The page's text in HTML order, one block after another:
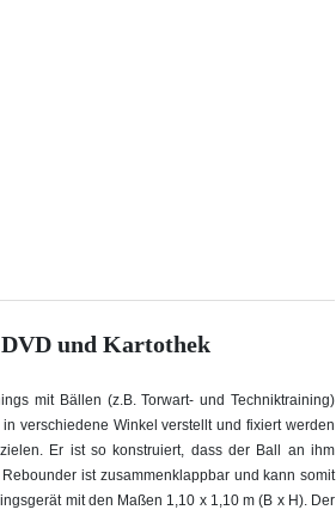
und Kartothek
mit Bällen (z.B. Torwart- und Techniktraining)
verschiedene Winkel verstellt und fixiert werden
Er ist so konstruiert, dass der Ball an ihm
ist zusammenklappbar und kann somit
mit den Maßen 1,10 x 1,10 m (B x H). Der